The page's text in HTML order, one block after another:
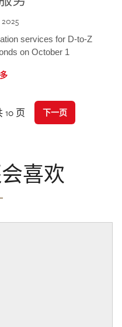
services for D-to-Z
on October 1
10 页 下一页
喜欢